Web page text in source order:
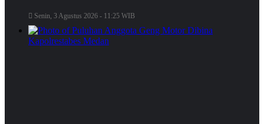
Senin, 3 Agustus 2026 - 11:25 WIB